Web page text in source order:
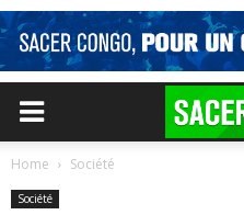
Home Société
Société